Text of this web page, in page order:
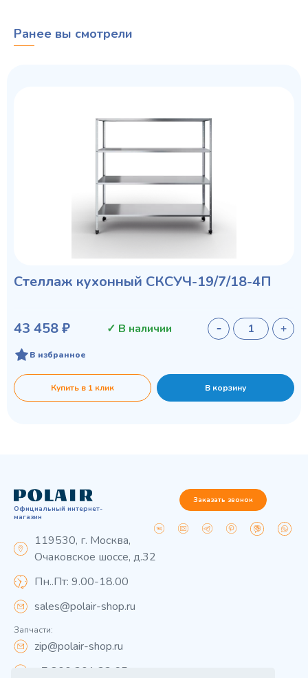
Ранее вы смотрели
Стеллаж кухонный СКСУЧ-19/7/18-4П
43 458 ₽ ✓ В наличии
В избранное
Купить в 1 клик В корзину
Официальный интернет-
магазин
119530, г. Москва,
Очаковское шоссе, д.32
Пн..Пт: 9.00-18.00
sales@polair-shop.ru
Запчасти:
zip@polair-shop.ru
+7 800 301 33 65
Заказать звонок